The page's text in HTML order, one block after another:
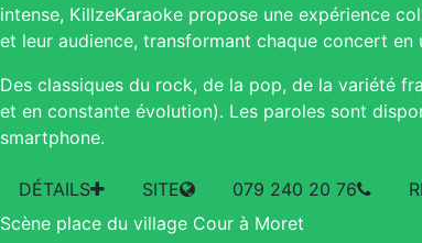
intense, KillzeKaraoke propose une expérience
et leur audience, transformant chaque concert
Des classiques du rock, de la pop, de la variété
et en constante évolution). Les paroles sont
smartphone.
DÉTAILS SITE 079 240 20 76
Scène place du village Cour à Moret